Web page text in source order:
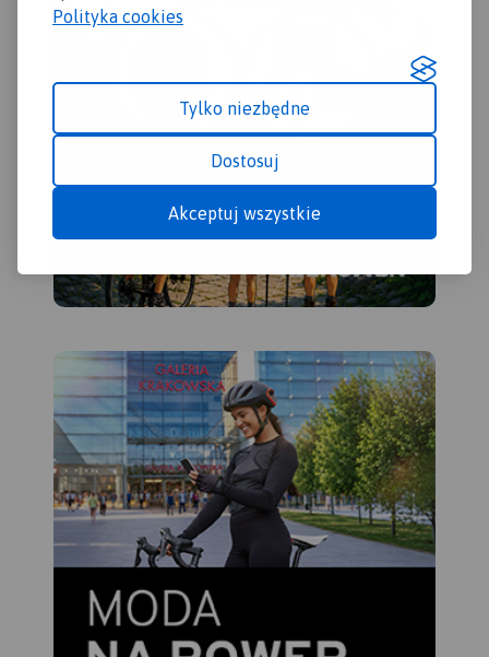
Polityka cookies
Tylko niezbędne
Dostosuj
Akceptuj wszystkie